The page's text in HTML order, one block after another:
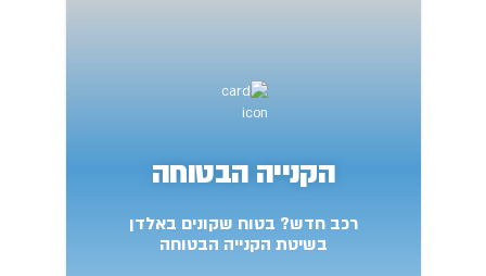
הקנייה הבטוחה
רכב חדש? בטוח שקונים באלדן
בשיטת הקנייה הבטוחה